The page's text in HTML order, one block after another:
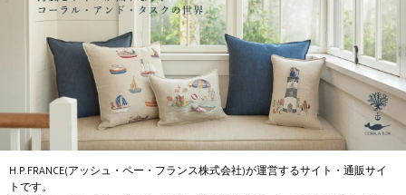
H.P.FRANCE(アッシュ・ペー・フランス株式会社)が運営するサイト・通販サイ
トです。